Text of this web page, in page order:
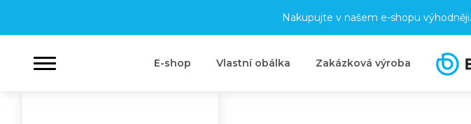
Nakupujte v našem e-shopu výhodněji.
E-shop Vlastní obálka Zakázková výroba